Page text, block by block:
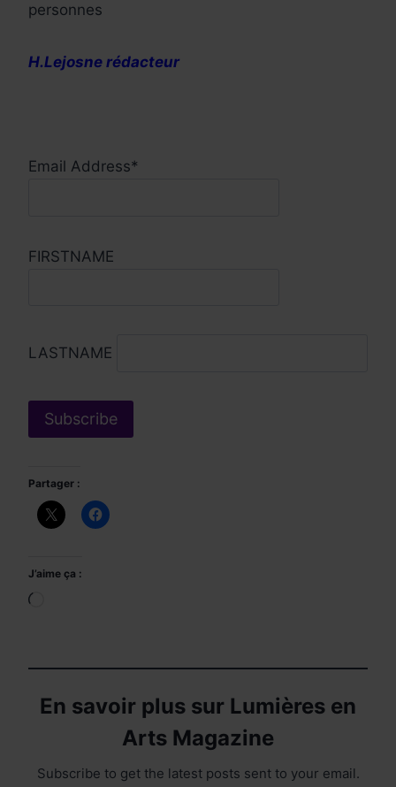
personnes
H.Lejosne rédacteur
Email Address*
FIRSTNAME
LASTNAME
Partager :
J’aime ça :
En savoir plus sur Lumières en
Arts Magazine
Subscribe to get the latest posts sent to your email.